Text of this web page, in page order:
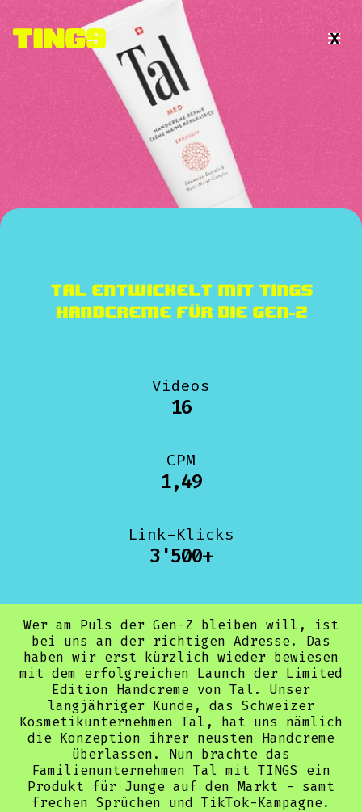

X
Tal entwickelt mit TINGS
Handcreme für die Gen-Z
Videos
16
CPM
1,49
Link-Klicks
3'500+
Wer am Puls der Gen-Z bleiben will, ist
bei uns an der richtigen Adresse. Das
haben wir erst kürzlich wieder bewiesen
mit dem erfolgreichen Launch der Limited
Edition Handcreme von Tal. Unser
langjähriger Kunde, das Schweizer
Kosmetikunternehmen Tal, hat uns nämlich
die Konzeption ihrer neusten Handcreme
überlassen. Nun brachte das
Familienunternehmen Tal mit TINGS ein
Produkt für Junge auf den Markt - samt
frechen Sprüchen und TikTok-Kampagne.